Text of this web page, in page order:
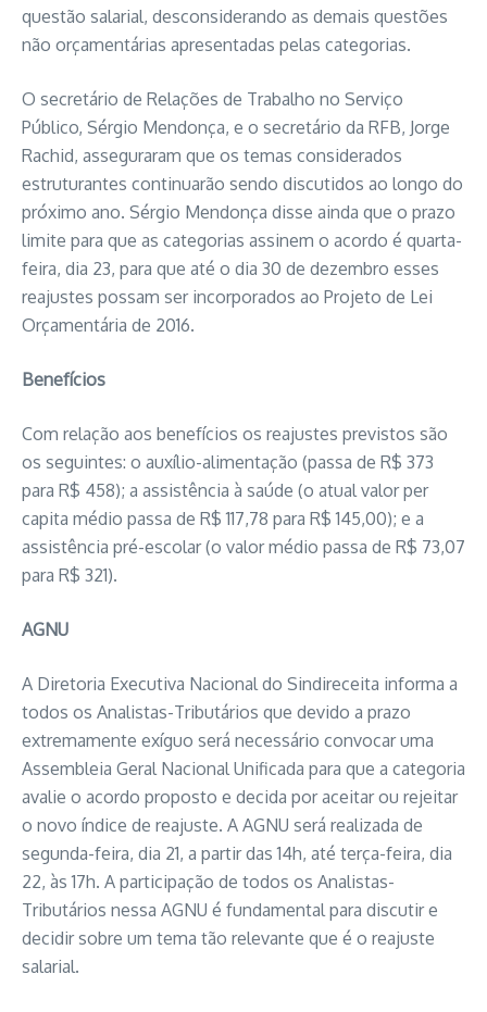
questão salarial, desconsiderando as demais questões
não orçamentárias apresentadas pelas categorias.
O secretário de Relações de Trabalho no Serviço
Público, Sérgio Mendonça, e o secretário da RFB, Jorge
Rachid, asseguraram que os temas considerados
estruturantes continuarão sendo discutidos ao longo do
próximo ano. Sérgio Mendonça disse ainda que o prazo
limite para que as categorias assinem o acordo é quarta-
feira, dia 23, para que até o dia 30 de dezembro esses
reajustes possam ser incorporados ao Projeto de Lei
Orçamentária de 2016.
Benefícios
Com relação aos benefícios os reajustes previstos são
os seguintes: o auxílio-alimentação (passa de R$ 373
para R$ 458); a assistência à saúde (o atual valor per
capita médio passa de R$ 117,78 para R$ 145,00); e a
assistência pré-escolar (o valor médio passa de R$ 73,07
para R$ 321).
AGNU
A Diretoria Executiva Nacional do Sindireceita informa a
todos os Analistas-Tributários que devido a prazo
extremamente exíguo será necessário convocar uma
Assembleia Geral Nacional Unificada para que a categoria
avalie o acordo proposto e decida por aceitar ou rejeitar
o novo índice de reajuste. A AGNU será realizada de
segunda-feira, dia 21, a partir das 14h, até terça-feira, dia
22, às 17h. A participação de todos os Analistas-
Tributários nessa AGNU é fundamental para discutir e
decidir sobre um tema tão relevante que é o reajuste
salarial.